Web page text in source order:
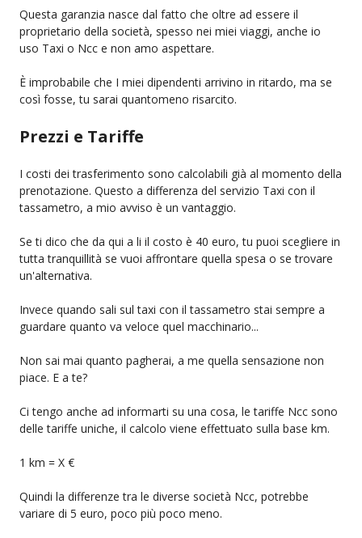
Questa garanzia nasce dal fatto che oltre ad essere il
proprietario della società, spesso nei miei viaggi, anche io
uso Taxi o Ncc e non amo aspettare.
È improbabile che I miei dipendenti arrivino in ritardo, ma se
così fosse, tu sarai quantomeno risarcito.
Prezzi e Tariffe
I costi dei trasferimento sono calcolabili già al momento della
prenotazione. Questo a differenza del servizio Taxi con il
tassametro, a mio avviso è un vantaggio.
Se ti dico che da qui a li il costo è 40 euro, tu puoi scegliere in
tutta tranquillità se vuoi affrontare quella spesa o se trovare
un'alternativa.
Invece quando sali sul taxi con il tassametro stai sempre a
guardare quanto va veloce quel macchinario...
Non sai mai quanto pagherai, a me quella sensazione non
piace. E a te?
Ci tengo anche ad informarti su una cosa, le tariffe Ncc sono
delle tariffe uniche, il calcolo viene effettuato sulla base km.
1 km = X €
Quindi la differenze tra le diverse società Ncc, potrebbe
variare di 5 euro, poco più poco meno.